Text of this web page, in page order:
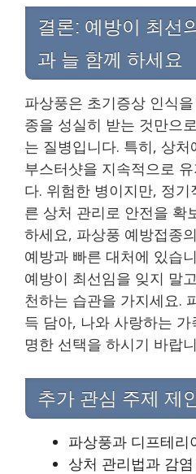
결론: 예방이 최선
과 늘 함께 하세요
파상풍은 초기증상 인식
종을 성실히 받는 것만으
는 질병입니다. 특히, 상
부스터샷을 지속적으로
다. 위험한 병이지만, 정
른 상처 관리로 안전을 확
하세요, 파상풍 예방접종
예방과 빠른 대처에 있습
예방이 최선임을 잊지 말
천하는 습관을 가지세요.
득 담아, 나와 사랑하는
명한 선택을 하시기 바랍
추가 관심 주제 제
파상풍과 디프테리
상처 관리법과 감